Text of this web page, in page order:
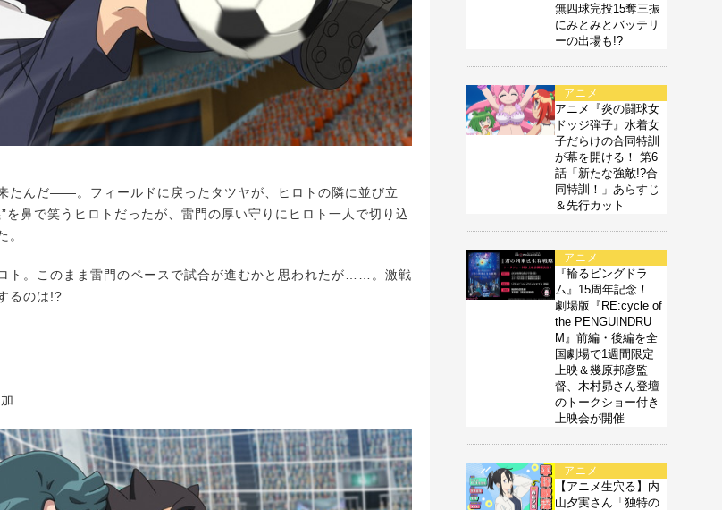
たんだ――。フィールドに戻ったタツヤが、ヒロトの隣に並び立
を鼻で笑うヒロトだったが、雷門の厚い守りにヒロト一人で切り込
。
ト。このまま雷門のペースで試合が進むかと思われたが……。激戦
るのは!?
無四球完投15奪三振
にみとみとバッテリ
ーの出場も!?
アニメ
アニメ『炎の闘球女
ドッジ弾子』水着女
子だらけの合同特訓
が幕を開ける！ 第6
話「新たな強敵!?合
同特訓！」あらすじ
＆先行カット
アニメ
『輪るピングドラ
ム』15周年記念！
劇場版『RE:cycle of
the PENGUINDRU
M』前編・後編を全
国劇場で1週間限定
上映＆幾原邦彦監
督、木村昴さん登壇
のトークショー付き
上映会が開催
アニメ
【アニメ生穴る】内
山夕実さん「独特の